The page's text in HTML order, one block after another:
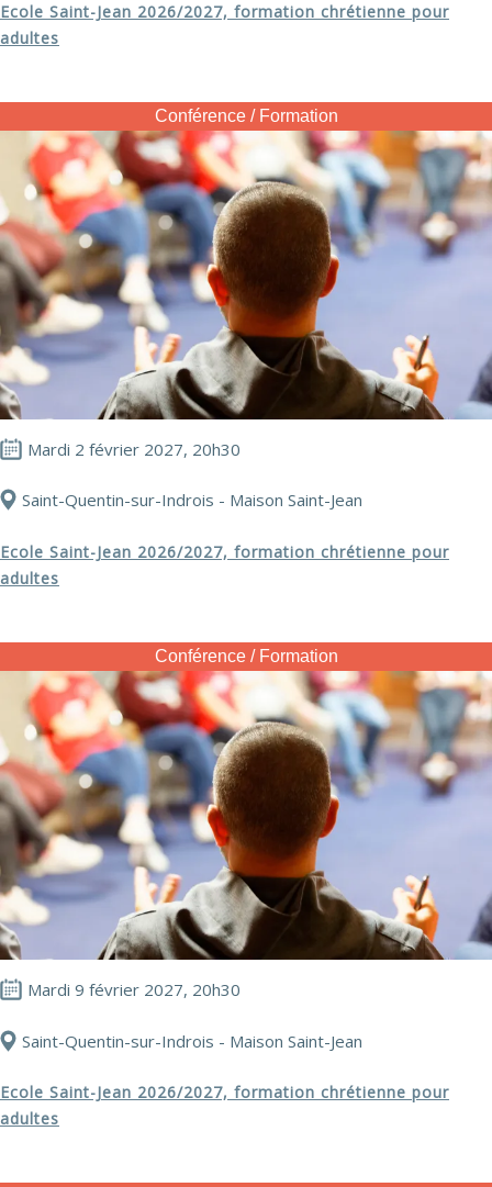
Ecole Saint-Jean 2026/2027, formation chrétienne pour
adultes
Conférence / Formation
Mardi 2 février 2027, 20h30
Saint-Quentin-sur-Indrois - Maison Saint-Jean
Ecole Saint-Jean 2026/2027, formation chrétienne pour
adultes
Conférence / Formation
Mardi 9 février 2027, 20h30
Saint-Quentin-sur-Indrois - Maison Saint-Jean
Ecole Saint-Jean 2026/2027, formation chrétienne pour
adultes